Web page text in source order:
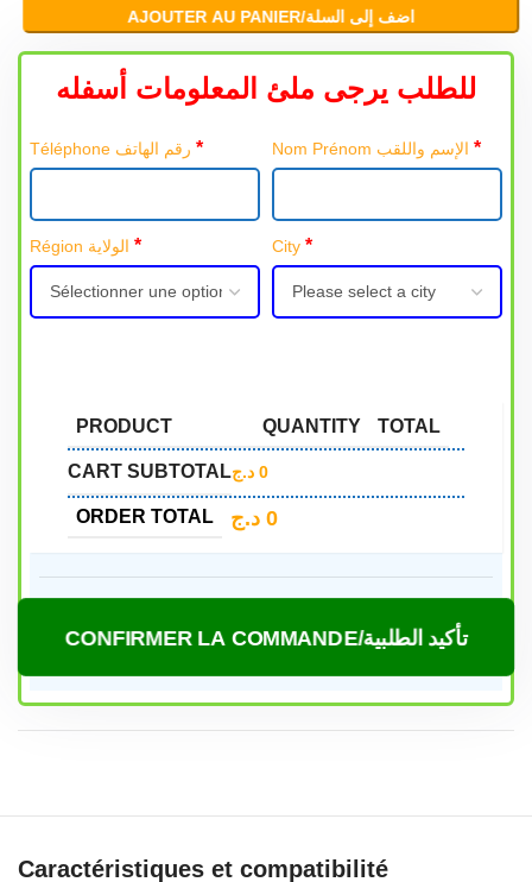
AJOUTER AU PANIER/اضف إلى السلة
للطلب يرجى ملئ المعلومات أسفله
Téléphone رقم الهاتف* *
Région الولاية* City *
PRODUCT QUANTITY TOTAL
CART SUBTOTAL 0 د.ج
ORDER TOTAL 0 د.ج
CONFIRMER LA COMMANDE/تأكيد الطلبية
Caractéristiques et compatibilité